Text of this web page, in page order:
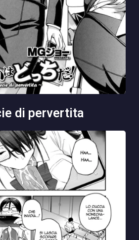
di pervertita